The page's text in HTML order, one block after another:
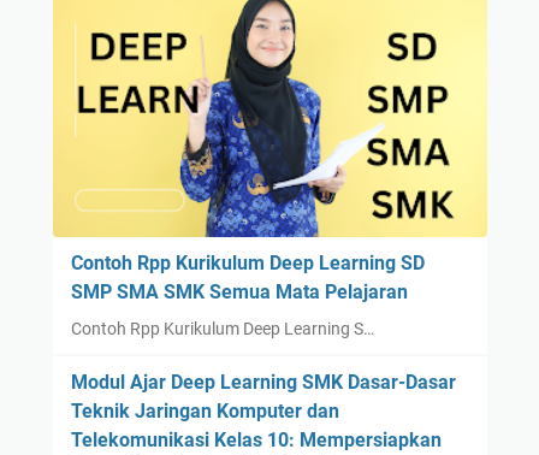
Contoh Rpp Kurikulum Deep Learning SD
SMP SMA SMK Semua Mata Pelajaran
Contoh Rpp Kurikulum Deep Learning S…
Modul Ajar Deep Learning SMK Dasar-Dasar
Teknik Jaringan Komputer dan
Telekomunikasi Kelas 10: Mempersiapkan